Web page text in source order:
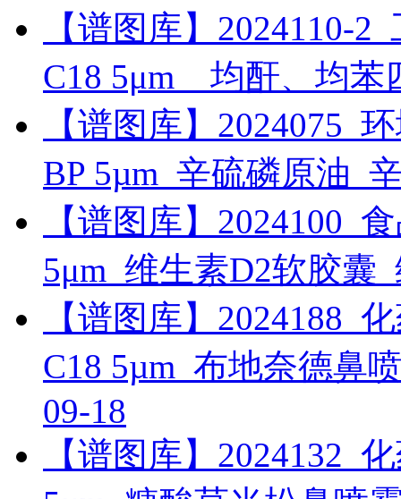
【谱图库】2024110-
C18 5μm__均酐、均
【谱图库】2024075_
BP 5µm_辛硫磷原油_
【谱图库】2024100_
5μm_维生素D2软胶囊
【谱图库】2024188_
C18 5µm_布地奈德鼻
09-18
【谱图库】2024132_